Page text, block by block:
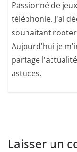
Passionné de
téléphonie. J'ai
souhaitant rooter
Aujourd'hui je
partage
astuces.
Laisser un